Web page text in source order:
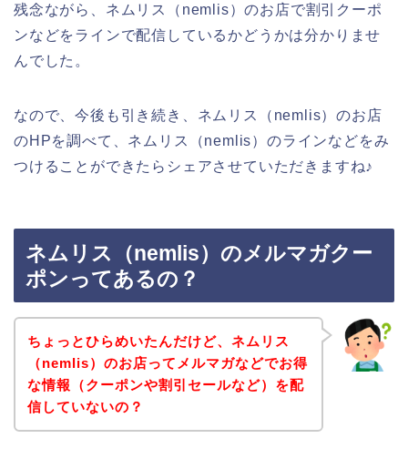
残念ながら、ネムリス（nemlis）のお店で割引クーポ
ンなどをラインで配信しているかどうかは分かりませ
んでした。
なので、今後も引き続き、ネムリス（nemlis）のお店
のHPを調べて、ネムリス（nemlis）のラインなどをみ
つけることができたらシェアさせていただきますね♪
ネムリス（nemlis）のメルマガクー
ポンってあるの？
ちょっとひらめいたんだけど、ネムリス
（nemlis）のお店ってメルマガなどでお得
な情報（クーポンや割引セールなど）を配
信していないの？